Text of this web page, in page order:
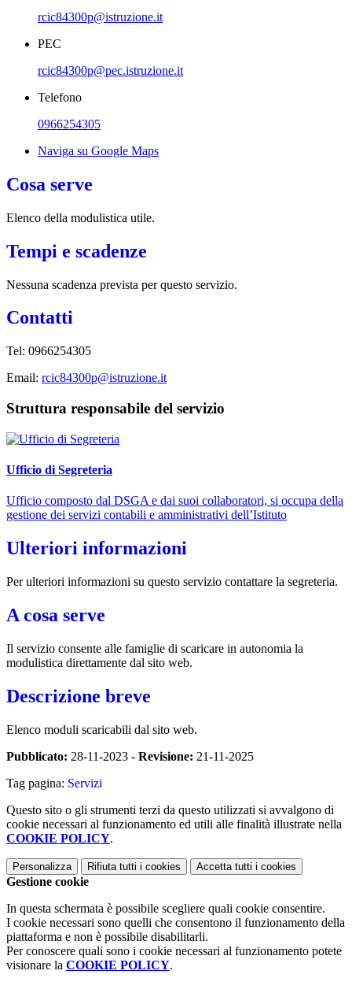
rcic84300p@istruzione.it
PEC
rcic84300p@pec.istruzione.it
Telefono
0966254305
Naviga su Google Maps
Cosa serve
Elenco della modulistica utile.
Tempi e scadenze
Nessuna scadenza prevista per questo servizio.
Contatti
Tel: 0966254305
Email: rcic84300p@istruzione.it
Struttura responsabile del servizio
Ufficio di Segreteria
Ufficio composto dal DSGA e dai suoi collaboratori, si occupa della
gestione dei servizi contabili e amministrativi dell’Istituto
Ulteriori informazioni
Per ulteriori informazioni su questo servizio contattare la segreteria.
A cosa serve
Il servizio consente alle famiglie di scaricare in autonomia la
modulistica direttamente dal sito web.
Descrizione breve
Elenco moduli scaricabili dal sito web.
Pubblicato: 28-11-2023 - Revisione: 21-11-2025
Tag pagina: Servizi
Questo sito o gli strumenti terzi da questo utilizzati si avvalgono di
cookie necessari al funzionamento ed utili alle finalità illustrate nella
COOKIE POLICY.
Personalizza Rifiuta tutti i cookies Accetta tutti i cookies
Gestione cookie
In questa schermata è possibile scegliere quali cookie consentire.
I cookie necessari sono quelli che consentono il funzionamento della
piattaforma e non è possibile disabilitarli.
Per conoscere quali sono i cookie necessari al funzionamento potete
visionare la COOKIE POLICY.